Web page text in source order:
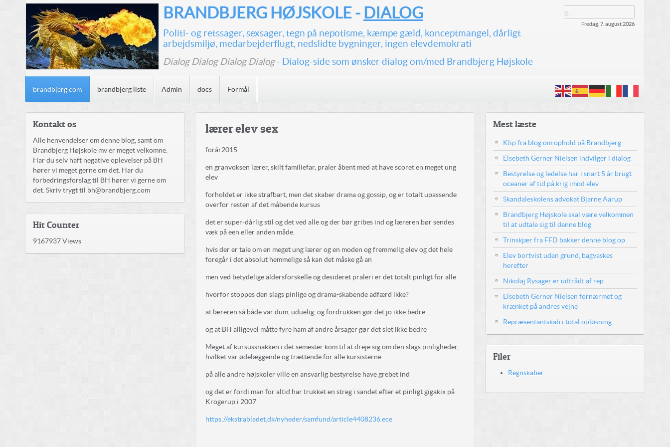
BRANDBJERG HØJSKOLE - DIALOG
Politi- og retssager, sexsager, tegn på nepotisme, kæmpe gæld, konceptmangel, dårligt
arbejdsmiljø, medarbejderflugt, nedslidte bygninger, ingen elevdemokrati
Dialog Dialog Dialog Dialog- Dialog-side som ønsker dialog om/med Brandbjerg Højskole
Fredag, 7. august 2026
brandbjerg com brandbjerg liste Admin docs Formål
lærer elev sex
forår2015
en granvoksen lærer, skilt familiefar, praler åbent med at have scoret en meget ung
elev
forholdet er ikke strafbart, men det skaber drama og gossip, og er totalt upassende
overfor resten af det måbende kursus
det er super-dårlig stil og det ved alle og der bør gribes ind og læreren bør sendes
væk på een eller anden måde.
hvis der er tale om en meget ung lærer og en moden og fremmelig elev og det hele
foregår i det absolut hemmelige så kan det måske gå an
men ved betydelige aldersforskelle og desideret praleri er det totalt pinligt for alle
hvorfor stoppes den slags pinlige og drama-skabende adfærd ikke?
at læreren så både var dum, uduelig, og fordrukken gør det jo ikke bedre
og at BH alligevel måtte fyre ham af andre årsager gør det slet ikke bedre
Meget af kursussnakken i det semester kom til at dreje sig om den slags pinligheder,
hvilket var ødelæggende og trættende for alle kursisterne
på alle andre højskoler ville en ansvarlig bestyrelse have grebet ind
og det er fordi man for altid har trukket en streg i sandet efter et pinligt gigakix på
Krogerup i 2007
https://ekstrabladet.dk/nyheder/samfund/article4408236.ece
Kontakt os
Alle henvendelser om denne blog, samt om
Brandbjerg Højskole mv er meget velkomne.
Har du selv haft negative oplevelser på BH
hører vi meget gerne om det. Har du
forbedringsforslag til BH hører vi gerne om
det. Skriv trygt til bh@brandbjerg.com
Hit Counter
9167937Views
Mest læste
Klip fra blog om ophold på Brandbjerg
Elsebeth Gerner Nielsen indvilger i dialog
Bestyrelse og ledelse har i snart 5 år brugt
oceaner af tid på krig imod elev
Skandaleskolens advokat Bjarne Aarup
Brandbjerg Højskole skal være velkommen
til at udtale sig til denne blog
Trinskjær fra FFD bakker denne blog op
Elev bortvist uden grund, bagvaskes
herefter
Nikolaj Rysager er udtrådt af rep
Elsebeth Gerner Nielsen fornærmet og
krænket på andres vejne
Repræsentantskab i total opløsning
Filer
Regnskaber